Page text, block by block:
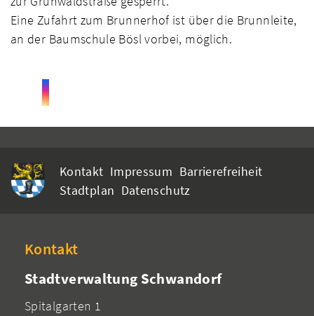
Eine Zufahrt zum Brunnerhof ist über die Brunnleite,
an der Baumschule Bösl vorbei, möglich.
Kontakt Impressum Barrierefreiheit
Stadtplan Datenschutz
Kontakt
Stadtverwaltung Schwandorf
Spitalgarten 1